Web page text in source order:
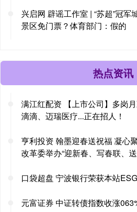
兴启网 辟谣工作室 | “苏超”冠
景区免门票？体育部门：假的
热点资讯
满江红配资 【上市公司】多岗月
滴滴、迈瑞医疗...正在招人！
亨利投资 翰墨迎春送祝福 凝
改革委举办“迎新春、写春联、
口袋超盘 宁波银行荣获本站
元富证券 中证转债指数收涨